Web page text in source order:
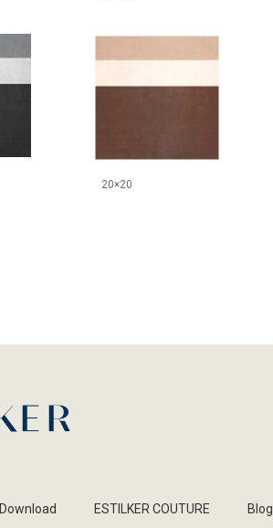
20×20
Download ESTILKER COUTURE Blog